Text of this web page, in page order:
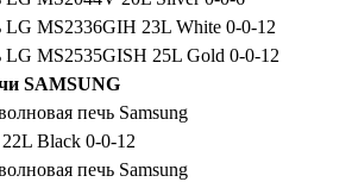
MS2336GIH 23L White 0-0-12
MS2535GISH 25L Gold 0-0-12
SAMSUNG
печь Samsung
Black 0-0-12
печь Samsung